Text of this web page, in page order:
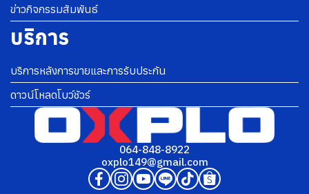
ข่าวกิจกรรมสัมพันธ์
บริการ
บริการหลังการขายและการรับประกัน
ดาวน์โหลดโบว์ชัวร์
064-848-8922
oxplo149@gmail.com